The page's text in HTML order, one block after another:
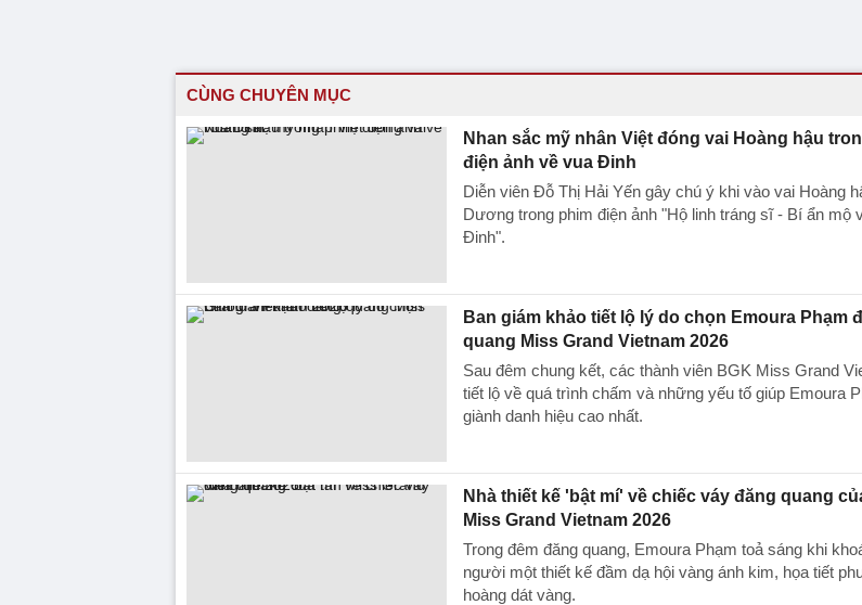
CÙNG CHUYÊN MỤC
Nhan sắc mỹ nhân Việt đóng vai Hoàng hậu
điện ảnh về vua Đinh
Diễn viên Đỗ Thị Hải Yến gây chú ý khi vào vai Hoàng
Dương trong phim điện ảnh "Hộ linh tráng sĩ - Bí ẩn mộ
Đinh".
Ban giám khảo tiết lộ lý do chọn Emoura Phạm
quang Miss Grand Vietnam 2026
Sau đêm chung kết, các thành viên BGK Miss Grand
tiết lộ về quá trình chấm và những yếu tố giúp Emoura
giành danh hiệu cao nhất.
Nhà thiết kế 'bật mí' về chiếc váy đăng quang
Miss Grand Vietnam 2026
Trong đêm đăng quang, Emoura Phạm toả sáng khi
người một thiết kế đầm dạ hội vàng ánh kim, họa tiết
hoàng dát vàng.